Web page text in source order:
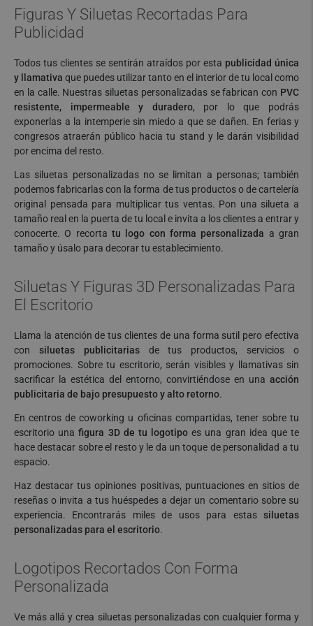
Figuras Y Siluetas Recortadas Para
Publicidad
Todos tus clientes se sentirán atraídos por esta publicidad única
y llamativa que puedes utilizar tanto en el interior de tu local como
en la calle. Nuestras siluetas personalizadas se fabrican con PVC
resistente, impermeable y duradero, por lo que podrás
exponerlas a la intemperie sin miedo a que se dañen. En ferias y
congresos atraerán público hacia tu stand y le darán visibilidad
por encima del resto.
Las siluetas personalizadas no se limitan a personas; también
podemos fabricarlas con la forma de tus productos o de cartelería
original pensada para multiplicar tus ventas. Pon una silueta a
tamaño real en la puerta de tu local e invita a los clientes a entrar y
conocerte. O recorta tu logo con forma personalizada a gran
tamaño y úsalo para decorar tu establecimiento.
Siluetas Y Figuras 3D Personalizadas Para
El Escritorio
Llama la atención de tus clientes de una forma sutil pero efectiva
con siluetas publicitariasde tus productos, servicios o
promociones. Sobre tu escritorio, serán visibles y llamativas sin
sacrificar la estética del entorno, convirtiéndose en una acción
publicitaria de bajo presupuesto y alto retorno.
En centros de coworking u oficinas compartidas, tener sobre tu
escritorio unafigura 3D de tu logotipo es una gran idea que te
hace destacar sobre el resto y le da un toque de personalidad a tu
espacio.
Haz destacar tus opiniones positivas, puntuaciones en sitios de
reseñas o invita a tus huéspedes a dejar un comentario sobre su
experiencia. Encontrarás miles de usos para estas siluetas
personalizadas para el escritorio.
Logotipos Recortados Con Forma
Personalizada
Ve más allá y crea siluetas personalizadas con cualquier forma y